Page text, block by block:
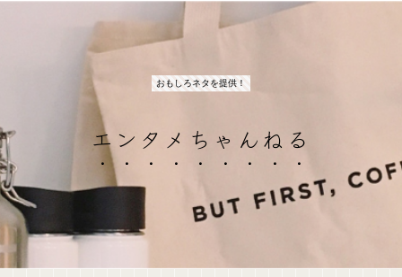
おもしろネタを提供！
エンタメちゃんねる